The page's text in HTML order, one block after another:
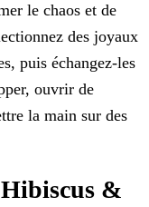
le chaos et de
des joyaux
puis échangez-les
ouvrir de
la main sur des
&